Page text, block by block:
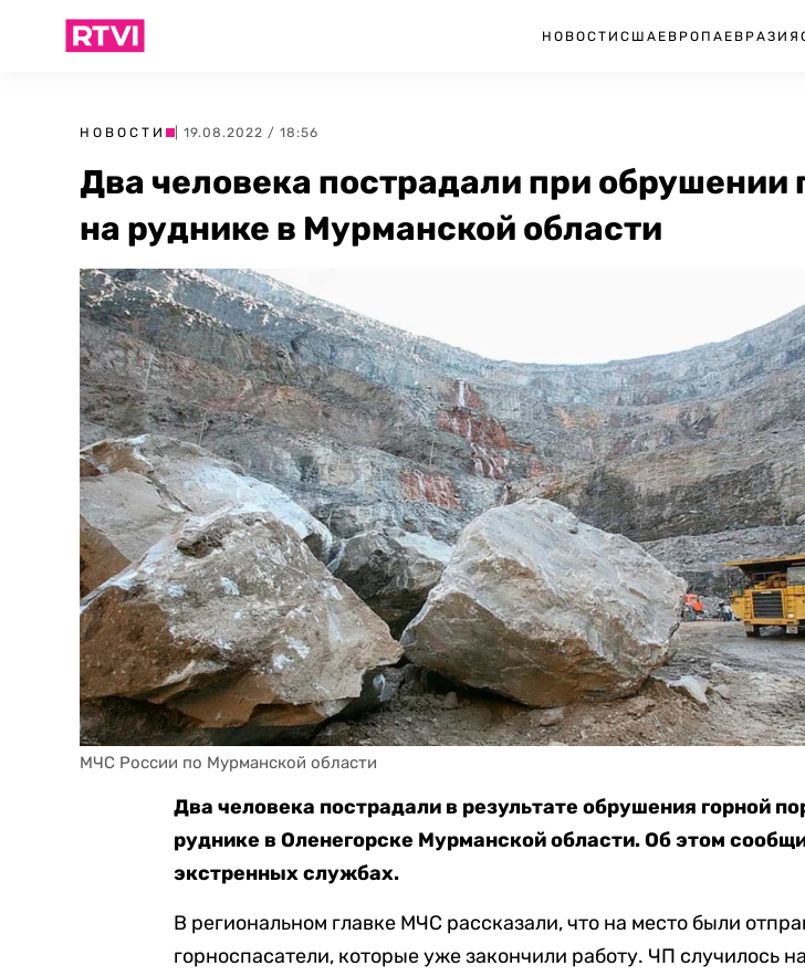
НОВОСТИ США ЕВРОПА ЕВРАЗИЯ
НОВОСТИ | 19.08.2022 / 18:56
Два человека пострадали при обрушении
на руднике в Мурманской области
МЧС России по Мурманской области
Два человека пострадали в результате обрушения горной
руднике в Оленегорске Мурманской области. Об этом
экстренных службах.
В региональном главке МЧС рассказали, что на место были
горноспасатели, которые уже закончили работу. ЧП случилось